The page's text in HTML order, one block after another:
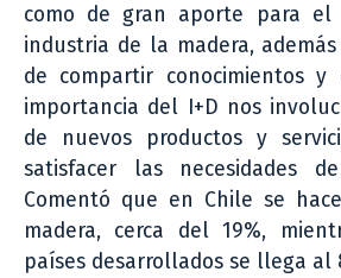
como de gran aporte para
industria de la madera,
de compartir conocimientos y
importancia del I+D nos
de nuevos productos y
satisfacer las necesidades
Comentó que en Chile se
madera, cerca del 19%,
países desarrollados se llega al